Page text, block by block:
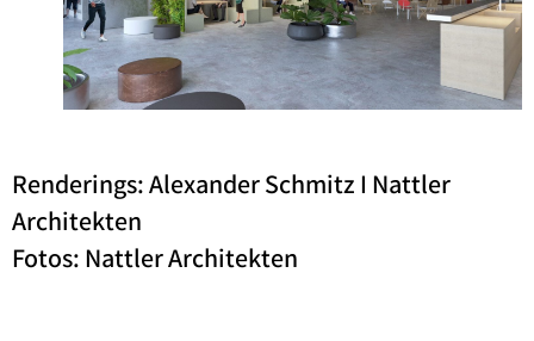
Renderings: Alexander Schmitz I Nattler
Architekten
Fotos: Nattler Architekten